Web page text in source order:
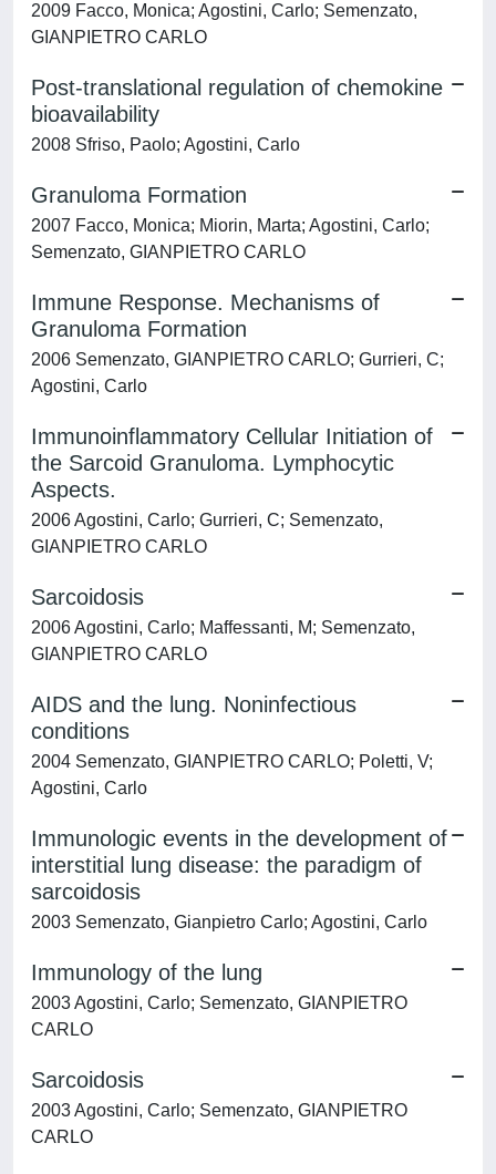
2009 Facco, Monica; Agostini, Carlo; Semenzato,
GIANPIETRO CARLO
Post-translational regulation of chemokine
bioavailability
2008 Sfriso, Paolo; Agostini, Carlo
Granuloma Formation
2007 Facco, Monica; Miorin, Marta; Agostini, Carlo;
Semenzato, GIANPIETRO CARLO
Immune Response. Mechanisms of
Granuloma Formation
2006 Semenzato, GIANPIETRO CARLO; Gurrieri, C;
Agostini, Carlo
Immunoinflammatory Cellular Initiation of
the Sarcoid Granuloma. Lymphocytic
Aspects.
2006 Agostini, Carlo; Gurrieri, C; Semenzato,
GIANPIETRO CARLO
Sarcoidosis
2006 Agostini, Carlo; Maffessanti, M; Semenzato,
GIANPIETRO CARLO
AIDS and the lung. Noninfectious
conditions
2004 Semenzato, GIANPIETRO CARLO; Poletti, V;
Agostini, Carlo
Immunologic events in the development of
interstitial lung disease: the paradigm of
sarcoidosis
2003 Semenzato, Gianpietro Carlo; Agostini, Carlo
Immunology of the lung
2003 Agostini, Carlo; Semenzato, GIANPIETRO
CARLO
Sarcoidosis
2003 Agostini, Carlo; Semenzato, GIANPIETRO
CARLO